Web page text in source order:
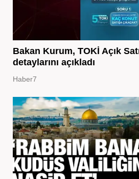
Bakan Kurum, TOKİ Açık
detaylarını açıkladı
Haber7